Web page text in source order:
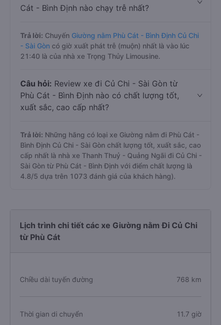
Cát - Bình Định nào chạy trễ nhất?
Trả lời: Chuyến Giường nằm Phù Cát - Bình Định Củ Chi
- Sài Gòn có giờ xuất phát trễ (muộn) nhất là vào lúc
21:40 là của nhà xe Trọng Thủy Limousine.
Câu hỏi: Review xe đi Củ Chi - Sài Gòn từ
Phù Cát - Bình Định nào có chất lượng tốt,
xuất sắc, cao cấp nhất?
Trả lời: Những hãng có loại xe Giường nằm đi Phù Cát -
Bình Định Củ Chi - Sài Gòn chất lượng tốt, xuất sắc, cao
cấp nhất là nhà xe Thanh Thuỷ - Quảng Ngãi đi Củ Chi -
Sài Gòn từ Phù Cát - Bình Định với điểm chất lượng là
4.8/5 dựa trên 1073 đánh giá của khách hàng).
Lịch trình chi tiết các xe Giường nằm Đi Củ Chi
từ Phù Cát
Chiều dài tuyến đường 768 km
Thời gian di chuyển 11.7 giờ